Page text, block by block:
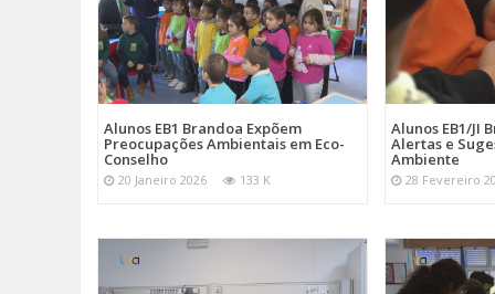
Alunos EB1 Brandoa Expõem
Preocupações Ambientais em Eco-
Conselho
20 Janeiro 2026 133 K
Alunos EB1/JI
Alertas e
Ambiente
28 Fevereiro